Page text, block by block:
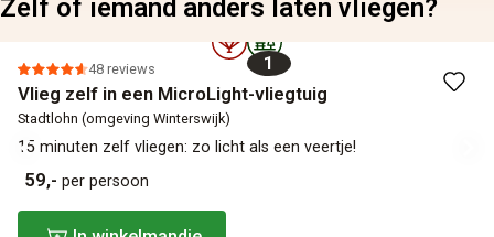
Zelf of iemand anders laten vliegen?
1
48 reviews
Vlieg zelf in een MicroLight-vliegtuig
Stadtlohn (omgeving Winterswijk)
15 minuten zelf vliegen: zo licht als een veertje!
59,- per persoon